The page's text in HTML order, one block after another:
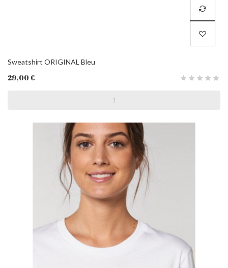
Sweatshirt ORIGINAL Bleu
29,00 €